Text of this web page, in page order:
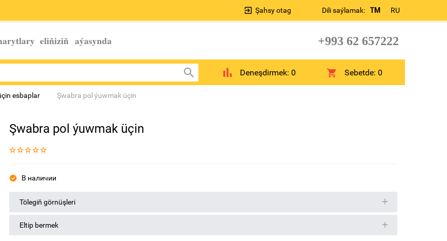
Dili saýlamak: TM RU
Şahsy otag
eliňiziň aýasynda +993 62 657222
Deneşdirmek: 0 Sebetde:0
esbaplar Şwabra pol ýuwmak üçin
Şwabra pol ýuwmak üçin
В наличии
Tölegiň görnüşleri
Eltip bermek